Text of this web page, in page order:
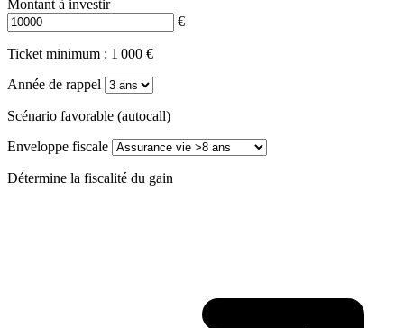
Montant à investir
€
Ticket minimum : 1 000 €
Année de rappel
Scénario favorable (autocall)
Enveloppe fiscale
Détermine la fiscalité du gain